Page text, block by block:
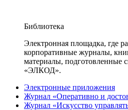
Библиотека
Электронная площадка, где
корпоративные журналы,
материалы, подготовленные
«ЭЛКОД».
Электронные приложения
Журнал «Оперативно и
Журнал «Искусство